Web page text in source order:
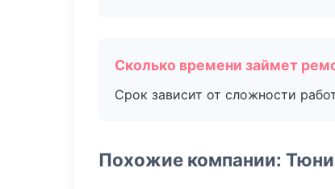
Сколько времени займет
Срок зависит от сложности
Похожие компании: